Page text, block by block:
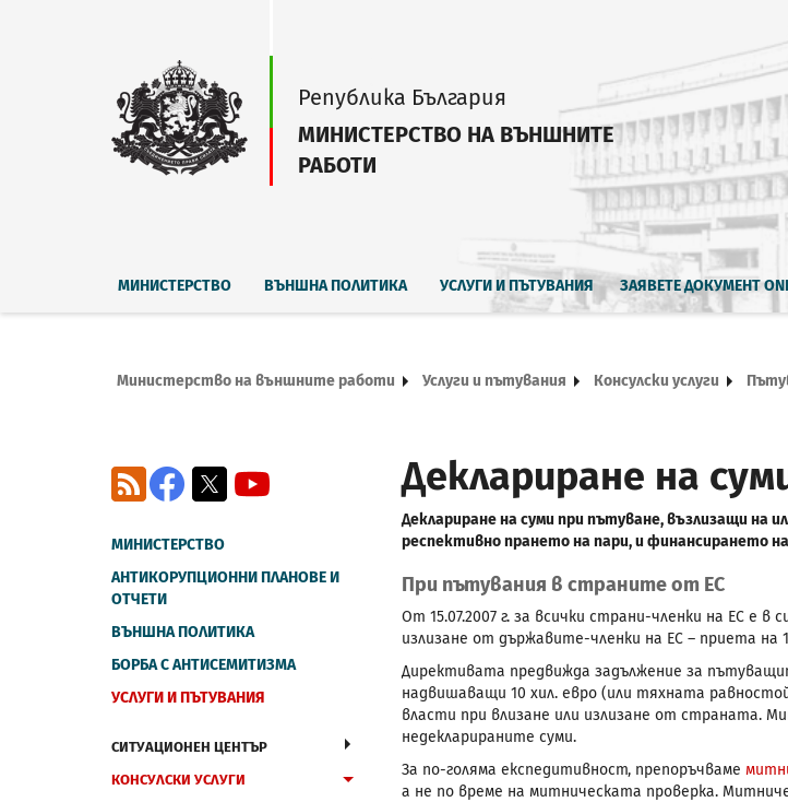
Република България
МИНИСТЕРСТВО НА ВЪНШНИТЕ
РАБОТИ
МИНИСТЕРСТВО ВЪНШНА ПОЛИТИКА УСЛУГИ И ПЪТУВАНИЯ ЗАЯВЕТЕ ДОКУМЕНТ
Министерство на външните работи Услуги и пътувания Консулски услуги
Facebook
X
RSS
МИНИСТЕРСТВО
АНТИКОРУПЦИОННИ ПЛАНОВЕ И
ОТЧЕТИ
ВЪНШНА ПОЛИТИКА
БОРБА С АНТИСЕМИТИЗМА
УСЛУГИ И ПЪТУВАНИЯ
СИТУАЦИОНЕН ЦЕНТЪР
КОНСУЛСКИ УСЛУГИ
Деклариране на
Деклариране на суми при пътуване, възлизащи на
респективно прането на пари, и финансирането
При пътувания в страните от ЕС
От 15.07.2007 г. за всички страни-членки на ЕС е
излизане от държавите-членки на ЕС – приета на
Директивата предвижда задължение за
надвишаващи 10 хил. евро (или тяхната
власти при влизане или излизане от страната.
недекларираните суми.
За по-голяма експедитивност, препоръчваме
а не по време на митническата проверка.